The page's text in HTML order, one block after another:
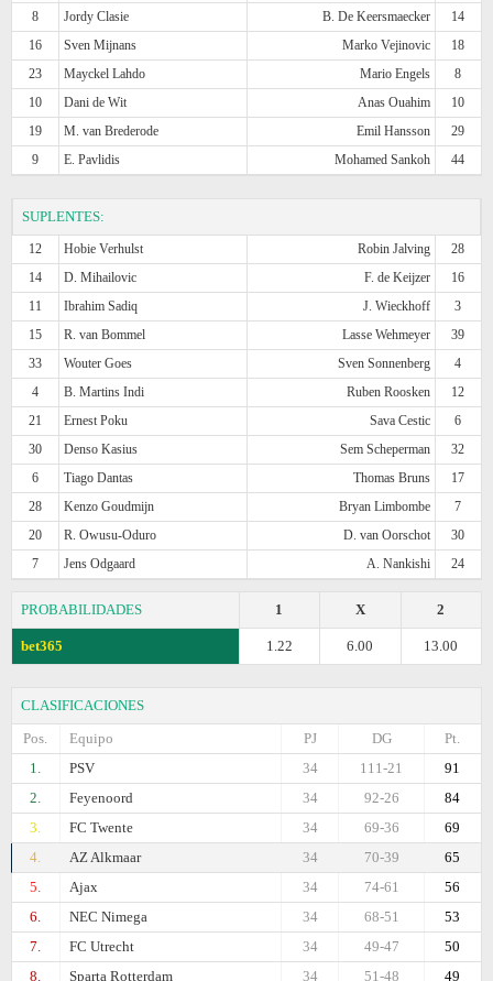
8
Jordy Clasie B. De Keersmaecker
14
16
Sven Mijnans Marko Vejinovic
18
23
Mayckel Lahdo Mario Engels
8
10
Dani de Wit Anas Ouahim
10
19
M. van Brederode Emil Hansson
29
9
E. Pavlidis Mohamed Sankoh 44
SUPLENTES:
12 Hobie Verhulst Robin Jalving
28
14
D. Mihailovic F. de Keijzer
16
11
Ibrahim Sadiq J. Wieckhoff
3
15
R. van Bommel Lasse Wehmeyer
39
33
Wouter Goes Sven Sonnenberg
4
4
B. Martins Indi Ruben Roosken
12
21
Ernest Poku Sava Cestic
6
30
Denso Kasius Sem Scheperman
32
6
Tiago Dantas Thomas Bruns
17
28
Kenzo Goudmijn Bryan Limbombe
7
20
R. Owusu-Oduro D. van Oorschot
30
7
Jens Odgaard A. Nankishi 24
PROBABILIDADES 2
X
1
bet365 13.00
6.00
1.22
CLASIFICACIONES
Pos.
Equipo Pt.
DG
PJ
1.
PSV 91
111-21
34
2.
Feyenoord 84
92-26
34
3.
FC Twente 69
69-36
34
4.
AZ Alkmaar 65
70-39
34
5.
Ajax 56
74-61
34
6.
NEC Nimega 53
68-51
34
7.
FC Utrecht 50
49-47
34
8.
Sparta Rotterdam 49
51-48
34